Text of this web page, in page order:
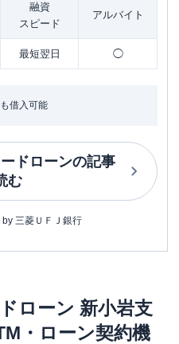
融資
スピード
アルバイト
最短翌日 ◯
借入可能
ドローンの記事
む
by 三菱ＵＦＪ銀行
ローン 新小岩支
・ローン契約機